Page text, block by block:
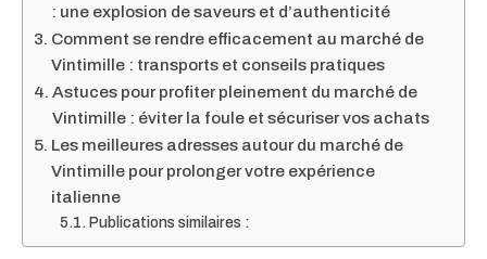
: une explosion de saveurs et d’authenticité
Comment se rendre efficacement au marché de
Vintimille : transports et conseils pratiques
Astuces pour profiter pleinement du marché de
Vintimille : éviter la foule et sécuriser vos achats
Les meilleures adresses autour du marché de
Vintimille pour prolonger votre expérience
italienne
Publications similaires :